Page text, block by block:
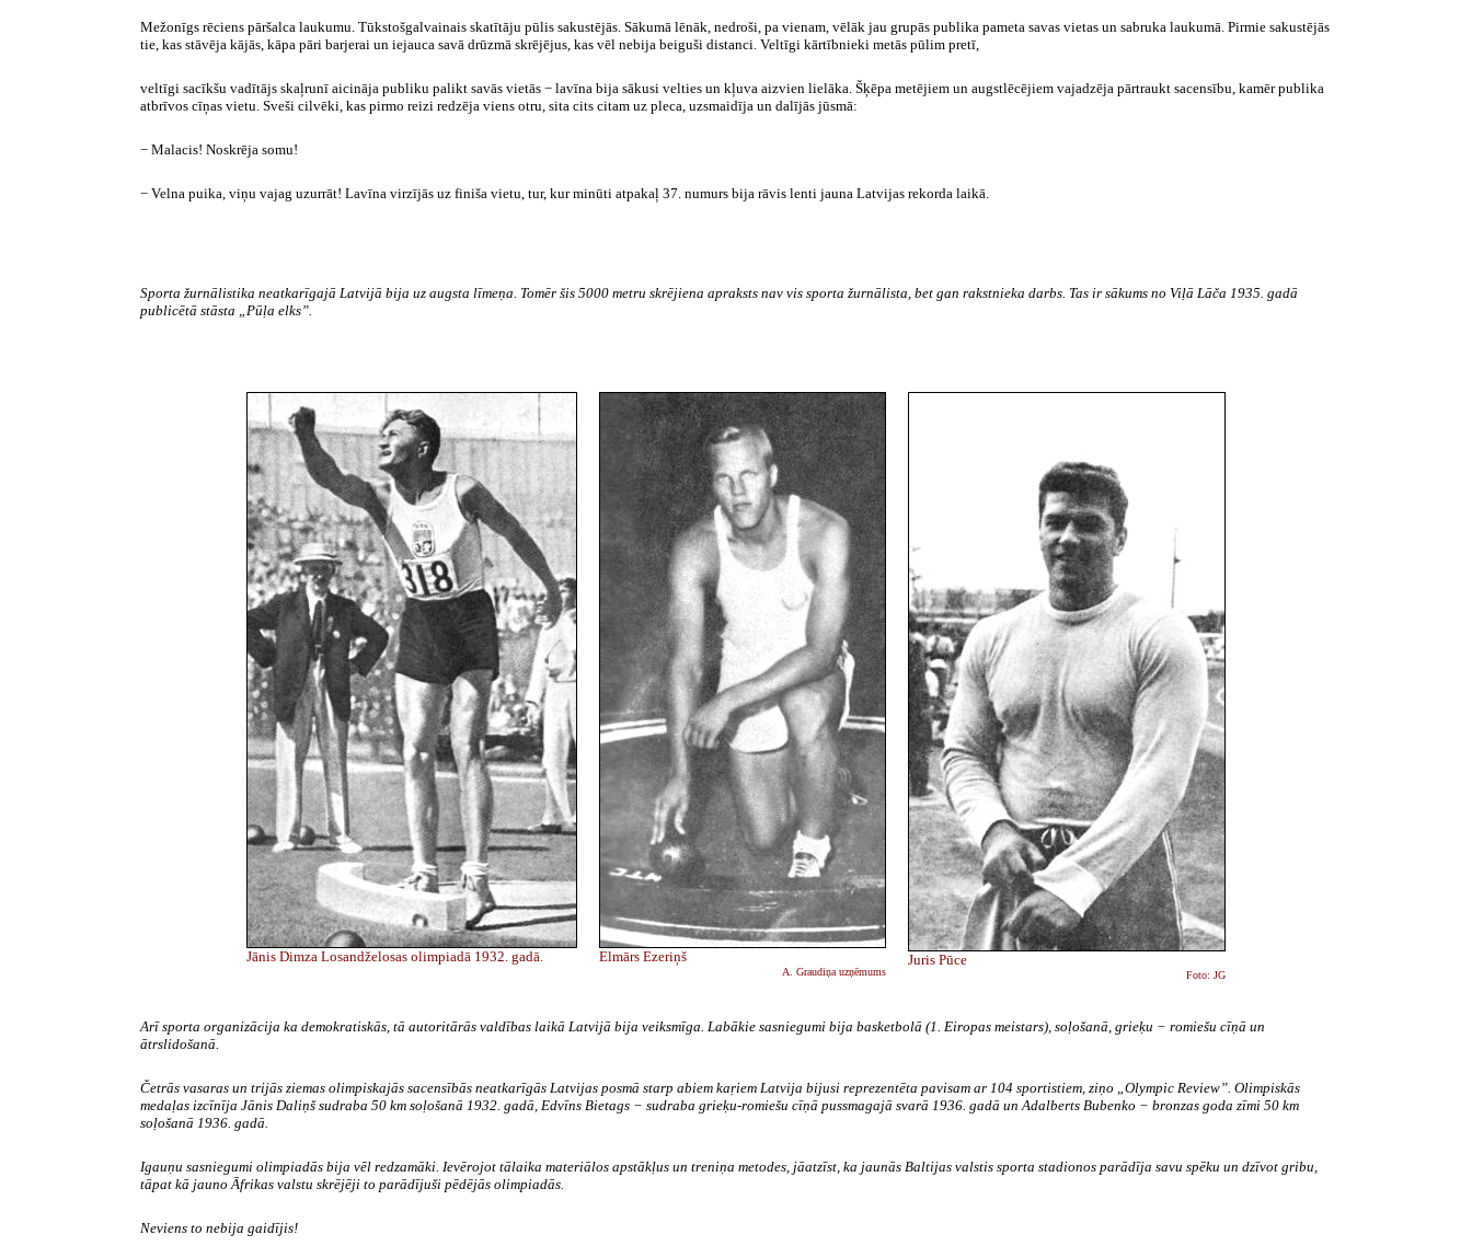
Mežonīgs rēciens pāršalca laukumu. Tūkstošgalvainais skatītāju pūlis sakustējās. Sākumā lēnāk, nedroši, pa vienam, vēlāk jau grupās publika pameta savas vietas un sabruka laukumā. Pirmie sakustējās
tie, kas stāvēja kājās, kāpa pāri barjerai un iejauca savā drūzmā skrējējus, kas vēl nebija beiguši distanci. Veltīgi kārtībnieki metās pūlim pretī,
veltīgi sacīkšu vadītājs skaļrunī aicināja publiku palikt savās vietās − lavīna bija sākusi velties un kļuva aizvien lielāka. Šķēpa metējiem un augstlēcējiem vajadzēja pārtraukt sacensību, kamēr publika
atbrīvos cīņas vietu. Sveši cilvēki, kas pirmo reizi redzēja viens otru, sita cits citam uz pleca, uzsmaidīja un dalījās jūsmā:
− Malacis! Noskrēja somu!
− Velna puika, viņu vajag uzurrāt! Lavīna virzījās uz finiša vietu, tur, kur minūti atpakaļ 37. numurs bija rāvis lenti jauna Latvijas rekorda laikā.
Sporta žurnālistika neatkarīgajā Latvijā bija uz augsta līmeņa. Tomēr šis 5000 metru skrējiena apraksts nav vis sporta žurnālista, bet gan rakstnieka darbs. Tas ir sākums no Viļā Lāča 1935. gadā
publicētā stāsta „Pūļa elks”.
Jānis Dimza Losandželosas olimpiadā 1932. gadā. Elmārs Ezeriņš
A. Graudiņa uzņēmums
Juris Pūce
Foto: JG
Arī sporta organizācija ka demokratiskās, tā autoritārās valdības laikā Latvijā bija veiksmīga. Labākie sasniegumi bija basketbolā (1. Eiropas meistars), soļošanā, grieķu − romiešu cīņā un
ātrslidošanā.
Četrās vasaras un trijās ziemas olimpiskajās sacensībās neatkarīgās Latvijas posmā starp abiem kaŗiem Latvija bijusi reprezentēta pavisam ar 104 sportistiem, ziņo „Olympic Review”. Olimpiskās
medaļas izcīnīja Jānis Daliņš sudraba 50 km soļošanā 1932. gadā, Edvīns Bietags − sudraba grieķu-romiešu cīņā pussmagajā svarā 1936. gadā un Adalberts Bubenko − bronzas goda zīmi 50 km
soļošanā 1936. gadā.
Igauņu sasniegumi olimpiadās bija vēl redzamāki. Ievērojot tālaika materiālos apstākļus un treniņa metodes, jāatzīst, ka jaunās Baltijas valstis sporta stadionos parādīja savu spēku un dzīvot gribu,
tāpat kā jauno Āfrikas valstu skrējēji to parādījuši pēdējās olimpiadās.
Neviens to nebija gaidījis!